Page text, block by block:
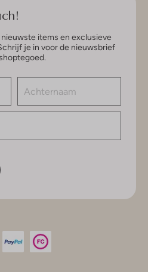
items en exclusieve
je in voor de nieuwsbrief